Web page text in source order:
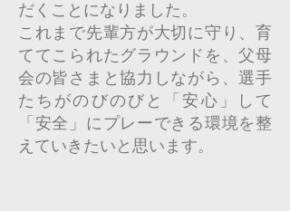
だくことになりました。
これまで先輩方が大切に守り、育
ててこられたグラウンドを、父母
会の皆さまと協力しながら、選手
たちがのびのびと「安心」して
「安全」にプレーできる環境を整
えていきたいと思います。